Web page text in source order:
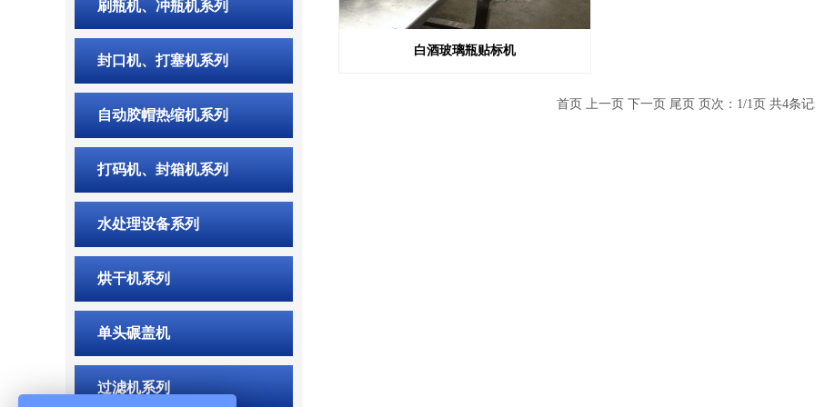
刷瓶机、冲瓶机系列
封口机、打塞机系列
自动胶帽热缩机系列
打码机、封箱机系列
水处理设备系列
烘干机系列
单头碾盖机
过滤机系列
白酒玻璃瓶贴标机
首页 上一页 下一页 尾页 页次：1/1页 共4条